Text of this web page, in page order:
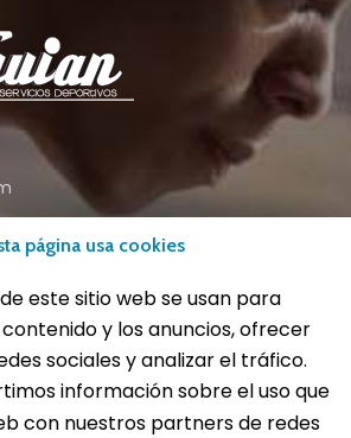
24 10
página usa cookies
este sitio web se usan para
y los anuncios, ofrecer
sociales y analizar el tráfico.
información sobre el uso que
con nuestros partners de redes